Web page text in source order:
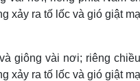
xảy ra tố lốc và gió giật
giông vài nơi; riêng
xảy ra tố lốc và gió giật